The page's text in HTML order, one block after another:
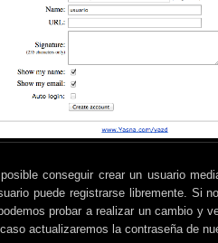
conseguir crear un usuario
puede registrarse libremente. Si
probar a realizar un cambio y
actualizaremos la contraseña de